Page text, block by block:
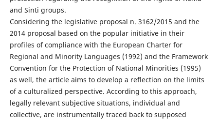
and Sinti groups.
Considering the legislative proposal n. 3162/2015 and the
2014 proposal based on the popular initiative in their
profiles of compliance with the European Charter for
Regional and Minority Languages (1992) and the Framework
Convention for the Protection of National Minorities (1995)
as well, the article aims to develop a reflection on the limits
of a culturalized perspective. According to this approach,
legally relevant subjective situations, individual and
collective, are instrumentally traced back to supposed